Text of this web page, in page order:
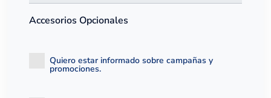
Accesorios Opcionales
Quiero estar informado sobre campañas y
promociones.